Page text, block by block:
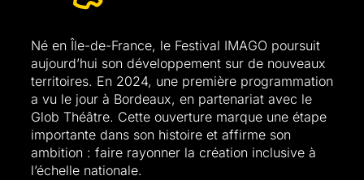
Né en Île-de-France, le Festival IMAGO poursuit
aujourd’hui son développement sur de nouveaux
territoires. En 2024, une première programmation
a vu le jour à Bordeaux, en partenariat avec le
Glob Théâtre. Cette ouverture marque une étape
importante dans son histoire et affirme son
ambition : faire rayonner la création inclusive à
l’échelle nationale.